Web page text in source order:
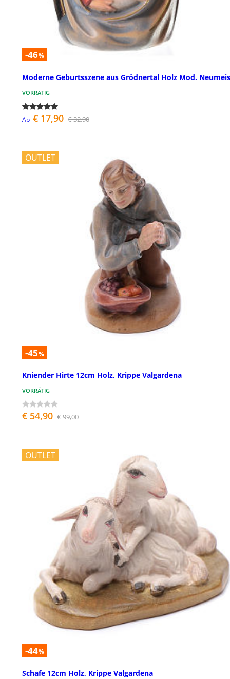
-46%
Moderne Geburtsszene aus Grödnertal Holz Mod.
VORRÄTIG
Ab € 17,90 € 32,90
OUTLET
-45%
Kniender Hirte 12cm Holz, Krippe Valgardena
VORRÄTIG
€ 54,90 € 99,00
OUTLET
-44%
Schafe 12cm Holz, Krippe Valgardena